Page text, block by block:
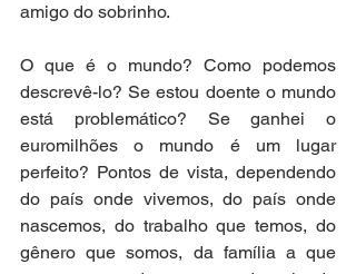
amigo do sobrinho.
O que é o mundo? Como podemos
descrevê-lo? Se estou doente o mundo
está problemático? Se ganhei o
euromilhões o mundo é um lugar
perfeito? Pontos de vista, dependendo
do país onde vivemos, do país onde
nascemos, do trabalho que temos, do
gênero que somos, da família a que